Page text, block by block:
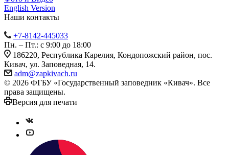
English Version
Наши контакты
+7-8142-445033
Пн. – Пт.: с 9:00 до 18:00
186220, Республика Карелия, Кондопожский район, пос.
Кивач, ул. Заповедная, 14.
adm@zapkivach.ru
© 2026 ФГБУ «Государственный заповедник «Кивач». Все
права защищены.
Версия для печати